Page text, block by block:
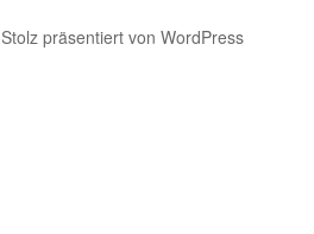
Stolz präsentiert von WordPress